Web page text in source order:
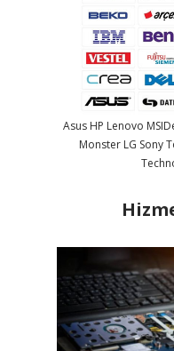
Asus HP Lenovo MSI
Monster LG Sony